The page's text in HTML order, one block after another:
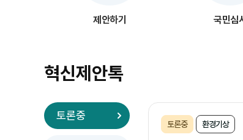
제안하기 국민심
혁신제안톡
토론중
토론중 환경기상